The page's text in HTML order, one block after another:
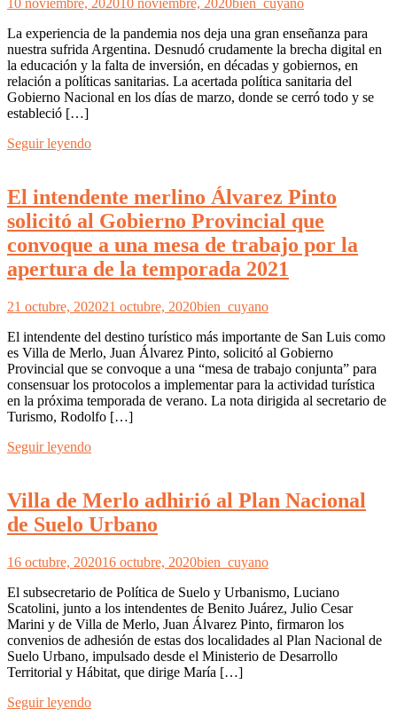
10 noviembre, 2020 10 noviembre, 2020bien_cuyano
La experiencia de la pandemia nos deja una gran enseñanza para
nuestra sufrida Argentina. Desnudó crudamente la brecha digital en
la educación y la falta de inversión, en décadas y gobiernos, en
relación a políticas sanitarias. La acertada política sanitaria del
Gobierno Nacional en los días de marzo, donde se cerró todo y se
estableció […]
Seguir leyendo
El intendente merlino Álvarez Pinto
solicitó al Gobierno Provincial que
convoque a una mesa de trabajo por la
apertura de la temporada 2021
21 octubre, 202021 octubre, 2020bien_cuyano
El intendente del destino turístico más importante de San Luis como
es Villa de Merlo, Juan Álvarez Pinto, solicitó al Gobierno
Provincial que se convoque a una “mesa de trabajo conjunta” para
consensuar los protocolos a implementar para la actividad turística
en la próxima temporada de verano. La nota dirigida al secretario de
Turismo, Rodolfo […]
Seguir leyendo
Villa de Merlo adhirió al Plan Nacional
de Suelo Urbano
16 octubre, 202016 octubre, 2020bien_cuyano
El subsecretario de Política de Suelo y Urbanismo, Luciano
Scatolini, junto a los intendentes de Benito Juárez, Julio Cesar
Marini y de Villa de Merlo, Juan Álvarez Pinto, firmaron los
convenios de adhesión de estas dos localidades al Plan Nacional de
Suelo Urbano, impulsado desde el Ministerio de Desarrollo
Territorial y Hábitat, que dirige María […]
Seguir leyendo